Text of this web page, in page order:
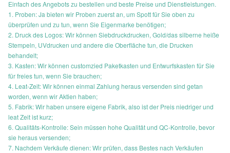
Einfach des Angebots zu bestellen und beste Preise und Dienstleistungen.
1. Proben: Ja bieten wir Proben zuerst an, um Spott für Sie oben zu
überprüfen und zu tun, wenn Sie Eigenmarke benötigen;
2. Druck des Logos: Wir können Siebdruckdrucken, Gold/das silberne heiße
Stempeln, UVdrucken und andere die Oberfläche tun, die Drucken
behandelt;
3. Kasten: Wir können customzied Paketkasten und Entwurfskasten für Sie
für freies tun, wenn Sie brauchen;
4. Leat-Zeit: Wir können einmal Zahlung heraus versenden sind getan
worden, wenn wir Aktien haben;
5. Fabrik: Wir haben unsere eigene Fabrik, also ist der Preis niedriger und
leat Zeit ist kurz;
6. Qualitäts-Kontrolle: Sein müssen hohe Qualität und QC-Kontrolle, bevor
sie heraus versenden;
7. Nachdem Verkäufe dienen: Wir prüfen, dass Bestes nach Verkäufen